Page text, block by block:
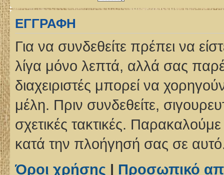
ΕΓΓΡΑΦΉ
Για να συνδεθείτε πρέπει να
λίγα μόνο λεπτά, αλλά σας
διαχειριστές μπορεί να
μέλη. Πριν συνδεθείτε,
σχετικές τακτικές.
κατά την πλοήγησή σας σε
Όροι χρήσης | Προσωπικό